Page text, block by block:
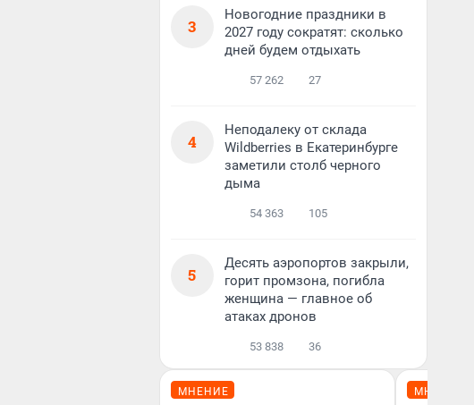
3
Новогодние праздники в
2027 году сократят: сколько
дней будем отдыхать
57 262 27
4
Неподалеку от склада
Wildberries в Екатеринбурге
заметили столб черного
дыма
54 363 105
5
Десять аэропортов закрыли,
горит промзона, погибла
женщина — главное об
атаках дронов
53 838 36
МНЕНИЕ МНЕНИЕ